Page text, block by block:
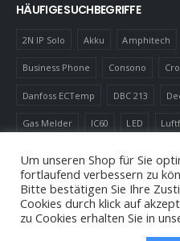
HÄUFIGE SUCHBEGRIFFE
2N IP Solo Akku Amphitech
Business Phone Consono
Danfoss ECTemp DBC 213
Gas Melder IC60 LED
Um unseren Shop für Sie
fortlaufend verbessern zu
Bitte bestätigen Sie Ihre
Cookies durch klick auf
zu Cookies erhalten Sie in